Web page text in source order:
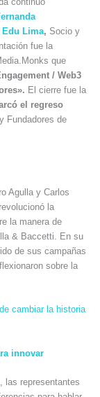
Edu Lima, Socio y
fue la
que
/ Web3
El cierre fue la
el regreso
Fundadores de
Agulla y Carlos
la
la manera de
& Baccetti. En su
de sus campañas
sobre la
cambiar la historia
innovar
las representantes